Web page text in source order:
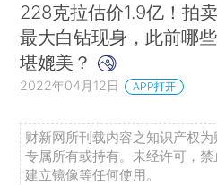
228克拉估价1.9亿！拍
最大白钻现身，此前哪
堪媲美？
2022年04月12日 APP打开
财新网所刊载内容之知识产权
专属所有或持有。未经许可，
建立镜像等任何使用。